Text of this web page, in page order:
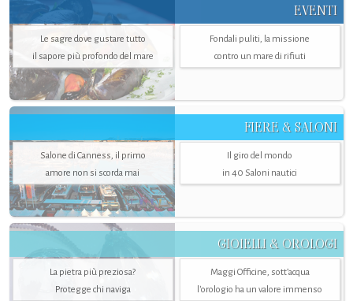
EVENTI
Le sagre dove gustare tutto
il sapore più profondo del mare
Fondali puliti, la missione
contro un mare di rifiuti
FIERE & SALONI
Salone di Canness, il primo
amore non si scorda mai
Il giro del mondo
in 40 Saloni nautici
GIOIELLI & OROLOGI
La pietra più preziosa?
Protegge chi naviga
Maggi Officine, sott’acqua
l'orologio ha un valore immenso